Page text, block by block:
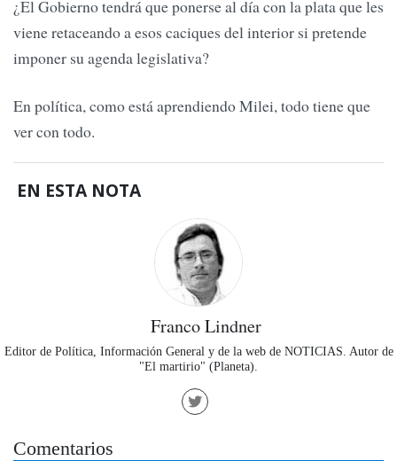
¿El Gobierno tendrá que ponerse al día con la plata que les
viene retaceando a esos caciques del interior si pretende
imponer su agenda legislativa?
En política, como está aprendiendo Milei, todo tiene que
ver con todo.
EN ESTA NOTA
Franco Lindner
Editor de Política, Información General y de la web de NOTICIAS. Autor de
"El martirio" (Planeta).
Comentarios